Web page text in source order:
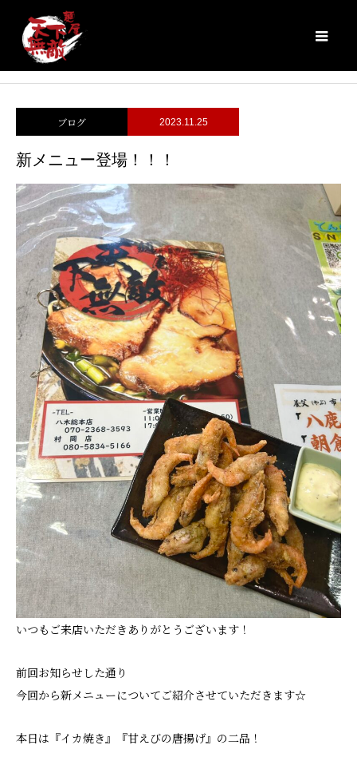
ブログ
ブログ 2023.11.25
新メニュー登場！！！
いつもご来店いただきありがとうございます！
前回お知らせした通り
今回から新メニューについてご紹介させていただきます☆
本日は『イカ焼き』『甘えびの唐揚げ』の二品！